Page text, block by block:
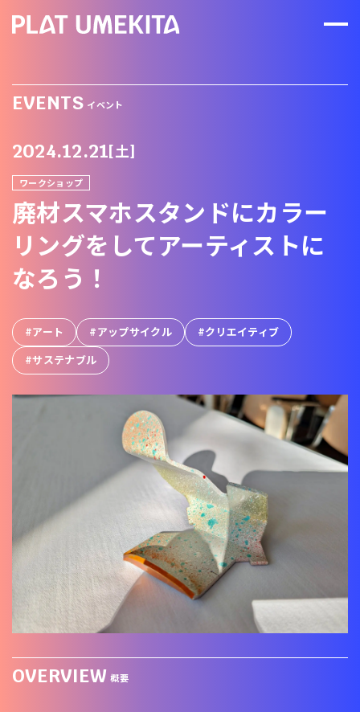
EVENTS イベント
2024.12.21[土]
ワークショップ
廃材スマホスタンドにカラー
リングをしてアーティストに
なろう！
アート アップサイクル
クリエイティブ
サステナブル
OVERVIEW 概要